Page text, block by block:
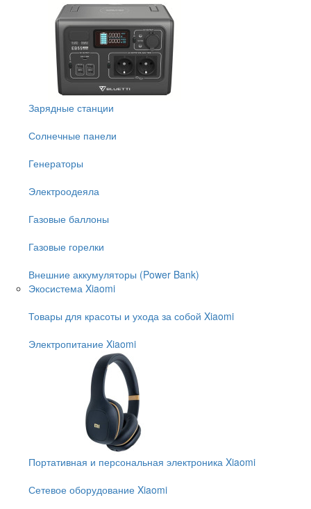
Зарядные станции
Солнечные панели
Генераторы
Электроодеяла
Газовые баллоны
Газовые горелки
Внешние аккумуляторы (Power Bank)
Экосистема Xiaomi
Товары для красоты и ухода за собой Xiaomi
Электропитание Xiaomi
Портативная и персональная электроника Xiaomi
Сетевое оборудование Xiaomi